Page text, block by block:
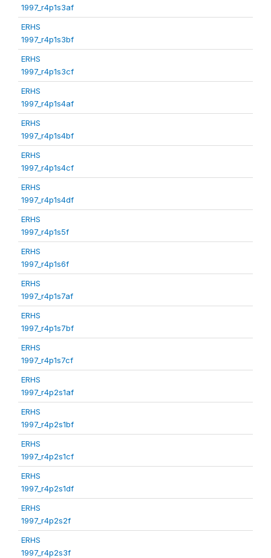
1997_r4p1s3af
ERHS
1997_r4p1s3bf
ERHS
1997_r4p1s3cf
ERHS
1997_r4p1s4af
ERHS
1997_r4p1s4bf
ERHS
1997_r4p1s4cf
ERHS
1997_r4p1s4df
ERHS
1997_r4p1s5f
ERHS
1997_r4p1s6f
ERHS
1997_r4p1s7af
ERHS
1997_r4p1s7bf
ERHS
1997_r4p1s7cf
ERHS
1997_r4p2s1af
ERHS
1997_r4p2s1bf
ERHS
1997_r4p2s1cf
ERHS
1997_r4p2s1df
ERHS
1997_r4p2s2f
ERHS
1997_r4p2s3f